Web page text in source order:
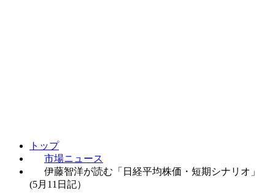
トップ
市場ニュース
伊藤智洋が読む「日経平均株価・短期シナリオ」
(5月11日記）